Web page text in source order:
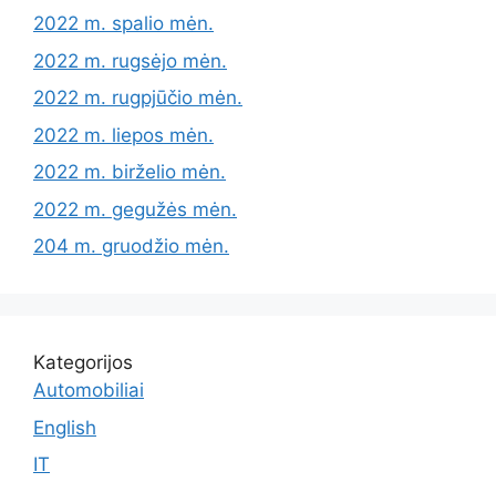
2022 m. spalio mėn.
2022 m. rugsėjo mėn.
2022 m. rugpjūčio mėn.
2022 m. liepos mėn.
2022 m. birželio mėn.
2022 m. gegužės mėn.
204 m. gruodžio mėn.
Kategorijos
Automobiliai
English
IT